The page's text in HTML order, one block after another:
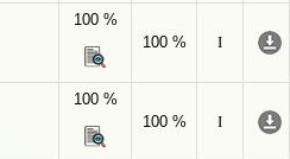
100 %
100 %
I
100 %
100 %
I